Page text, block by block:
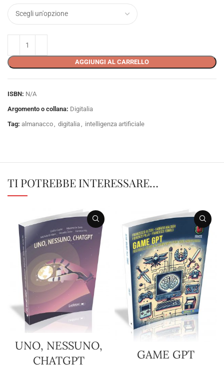
AGGIUNGI AL CARRELLO
ISBN: N/A
Argomento o collana: Digitalia
Tag: almanacco digitalia intelligenza artificiale
TI POTREBBE INTERESSARE…
UNO, NESSUNO,
CHATGPT
GAME GPT